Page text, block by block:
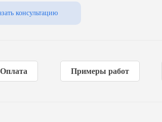
вод
консультацию
Оплата Примеры работ